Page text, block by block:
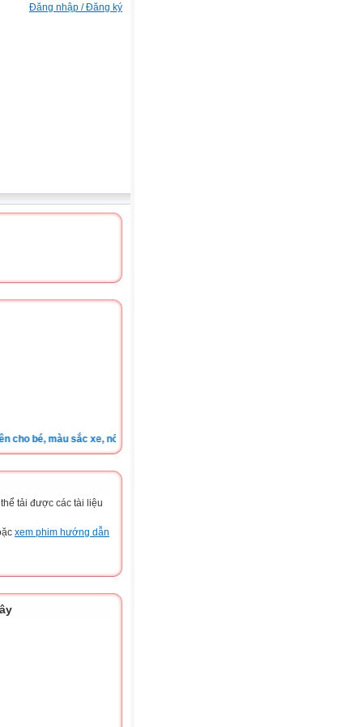
Đăng nhập / Đăng ký
bé, màu sắc xe, nốt ruồi, xem tuổi.v.v.v )
tải được các tài liệu
xem phim hướng dẫn